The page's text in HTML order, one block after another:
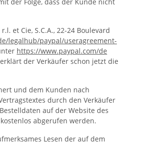
et Cie, S.C.A., 22-24 Boulevard
/legalhub/paypal/useragreement-
https://www.paypal.com/de
der Verkäufer schon jetzt die
und dem Kunden nach
durch den Verkäufer
auf der Website des
abgerufen werden.
Lesen der auf dem